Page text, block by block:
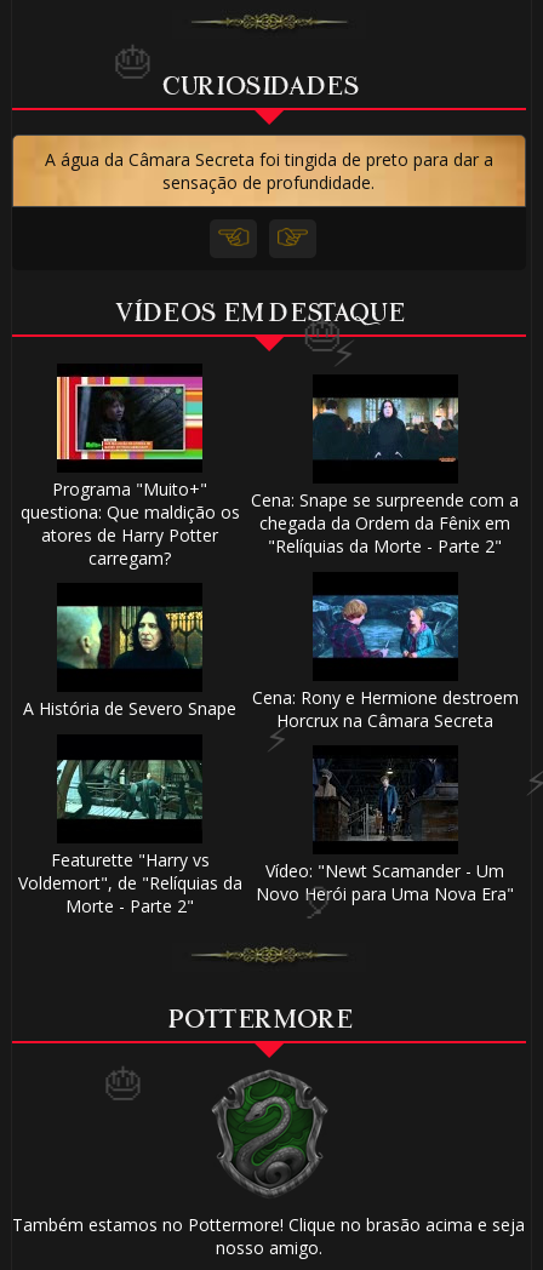
CURIOSIDADES
A água da Câmara Secreta foi tingida de preto para dar a
sensação de profundidade.
VÍDEOS EM DESTAQUE
Programa "Muito+"
questiona: Que maldição os
atores de Harry Potter
carregam?
Cena: Snape se surpreende com a
chegada da Ordem da Fênix em
"Relíquias da Morte - Parte 2"
A História de Severo Snape
Cena: Rony e Hermione destroem
Horcrux na Câmara Secreta
Featurette "Harry vs
Voldemort", de "Relíquias da
Morte - Parte 2"
Vídeo: "Newt Scamander - Um
Novo Herói para Uma Nova Era"
POTTERMORE
Também estamos no Pottermore! Clique no brasão acima e seja
nosso amigo.
🎈
1️⃣ 8️⃣
🎈